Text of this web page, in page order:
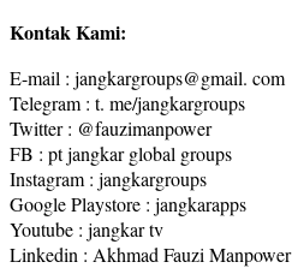
Kontak Kami:
E-mail : jangkargroups@gmail. com
Telegram : t. me/jangkargroups
Twitter : @fauzimanpower
FB : pt jangkar global groups
Instagram : jangkargroups
Google Playstore : jangkarapps
Youtube : jangkar tv
Linkedin : Akhmad Fauzi Manpower